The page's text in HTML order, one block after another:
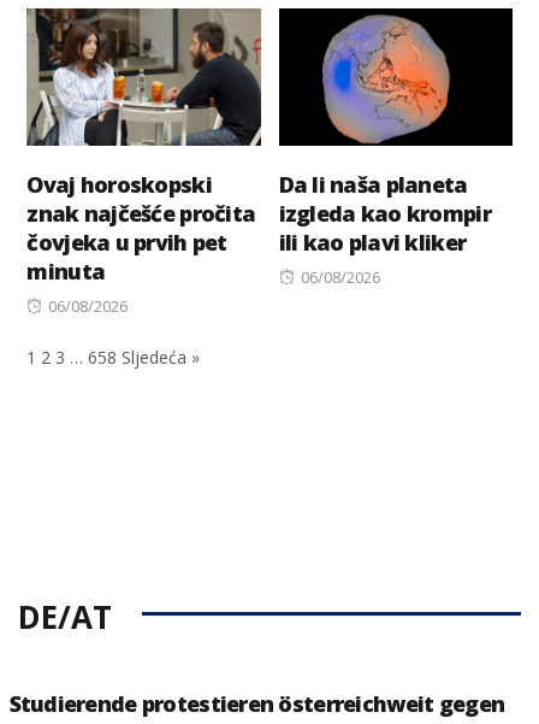
Ovaj horoskopski
znak najčešće pročita
čovjeka u prvih pet
minuta
Posted
06/08/2026
Da li naša planeta
izgleda kao krompir
ili kao plavi kliker
Posted
06/08/2026
1 2 3 … 658 Sljedeća »
DE/AT
Studierende protestieren österreichweit gegen